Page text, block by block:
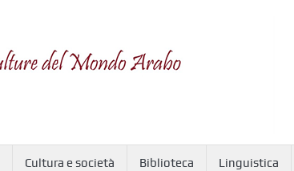
Cultura e società Biblioteca Linguistica